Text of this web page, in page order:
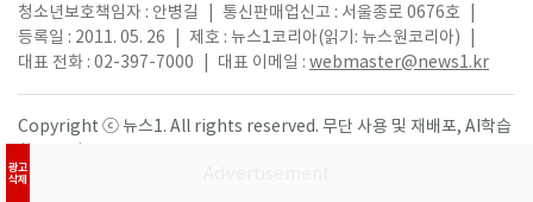
광고
삭제
청소년보호책임자 : 안병길
통신판매업신고 : 서울종로 0676호
등록일 : 2011. 05. 26
제호 : 뉴스1코리아(읽기: 뉴스원코리아)
대표 전화 : 02-397-7000
대표 이메일 : webmaster@news1.kr
Copyright ⓒ 뉴스1. All rights reserved. 무단 사용 및 재배포, AI학습
활용 금지.